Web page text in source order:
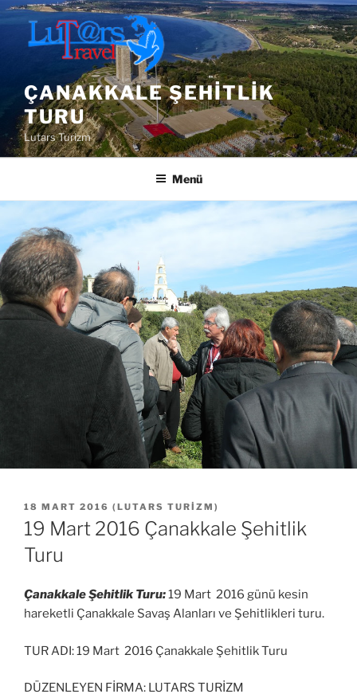
İçeriğe
geç
ÇANAKKALE ŞEHITLIK
TURU
Lutars Turizm
Menü
YAYIM
TARIHI
18 MART 2016 ( LUTARS TURIZM )
19 Mart 2016 Çanakkale Şehitlik
Turu
Çanakkale Şehitlik Turu:19 Mart 2016 günü kesin
hareketli Çanakkale Savaş Alanları ve Şehitlikleri turu.
TUR ADI: 19 Mart 2016 Çanakkale Şehitlik Turu
DÜZENLEYEN FİRMA: LUTARS TURİZM